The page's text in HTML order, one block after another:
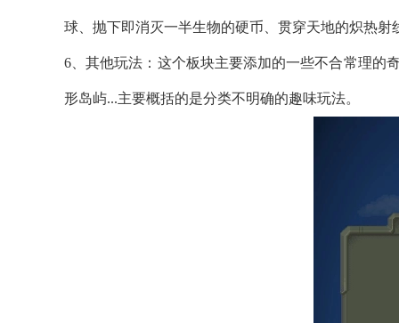
球、抛下即消灭一半生物的硬币、贯穿天地的炽热
6、其他玩法：这个板块主要添加的一些不合常理的
形岛屿...主要概括的是分类不明确的趣味玩法。